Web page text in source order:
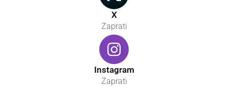
X
Zaprati
Instagram
Zaprati